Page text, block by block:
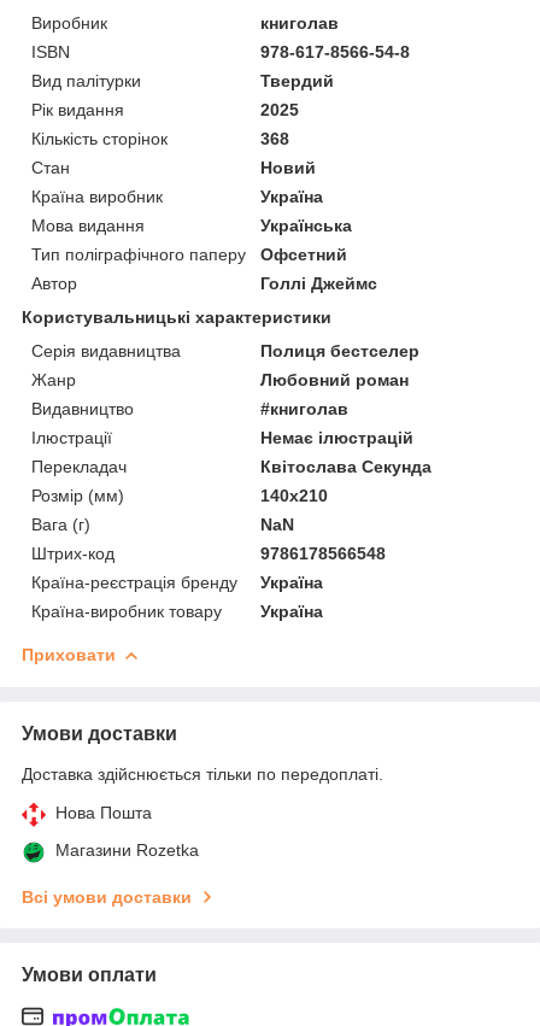
Виробник
книголав
ISBN
978-617-8566-54-8
Вид палітурки
Твердий
Рік видання
2025
Кількість сторінок
368
Стан
Новий
Країна виробник
Україна
Мова видання
Українська
Тип поліграфічного паперу
Офсетний
Автор
Голлі Джеймс
Користувальницькі характеристики
Серія видавництва
Полиця бестселер
Жанр
Любовний роман
Видавництво
#книголав
Ілюстрації
Немає ілюстрацій
Перекладач
Квітослава Секунда
Розмір (мм)
140х210
Вага (г)
NaN
Штрих-код
9786178566548
Країна-реєстрація бренду
Україна
Країна-виробник товару
Україна
Приховати
Умови доставки
Доставка здійснюється тільки по передоплаті.
Нова Пошта
Магазини Rozetka
Всі умови доставки
Умови оплати